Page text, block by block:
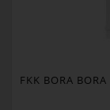
FKK BORA BORA